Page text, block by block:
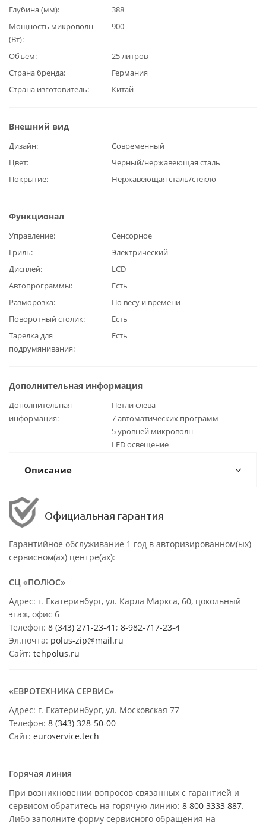
Глубина (мм)
388
Мощность микроволн
(Вт)
900
Объем
25 литров
Страна бренда
Германия
Страна изготовитель
Китай
Внешний вид
Дизайн
Современный
Цвет
Черный/нержавеющая сталь
Покрытие
Нержавеющая сталь/стекло
Функционал
Управление
Сенсорное
Гриль
Электрический
Дисплей
LCD
Автопрограммы
Есть
Разморозка
По весу и времени
Поворотный столик
Есть
Тарелка для
подрумянивания
Есть
Дополнительная информация
Дополнительная
информация
Петли слева
7 автоматических программ
5 уровней микроволн
LED освещение
Описание
Официальная гарантия
Гарантийное обслуживание 1 год в авторизированном(ых)
сервисном(ах) центре(ах):
СЦ «ПОЛЮС»
Адрес: г. Екатеринбург, ул. Карла Маркса, 60, цокольный
этаж, офис 6
Телефон: 8 (343) 271-23-41; 8-982-717-23-4
Эл.почта: polus-zip@mail.ru
Сайт: tehpolus.ru
«ЕВРОТЕХНИКА СЕРВИС»
Адрес: г. Екатеринбург, ул. Московская 77
Телефон: 8 (343) 328-50-00
Сайт: euroservice.tech
Горячая линия
При возникновении вопросов связанных с гарантией и
сервисом обратитесь на горячую линию: 8 800 3333 887.
Либо заполните форму сервисного обращения на